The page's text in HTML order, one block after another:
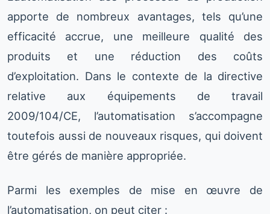
apporte de nombreux avantages, tels qu’une
efficacité accrue, une meilleure qualité des
produits et une réduction des coûts
d’exploitation. Dans le contexte de la directive
relative aux équipements de travail
2009/104/CE, l’automatisation s’accompagne
toutefois aussi de nouveaux risques, qui doivent
être gérés de manière appropriée.
Parmi les exemples de mise en œuvre de
l’automatisation, on peut citer :